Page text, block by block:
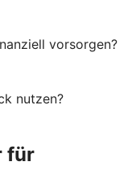
vorsorgen?
nutzen?
für